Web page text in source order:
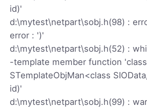
id)'
d:\mytest\netpart\sobj.h(98) :
error : ')'
d:\mytest\netpart\sobj.h(52) :
-template member function
STemplateObjMan<class
id)'
d:\mytest\netpart\sobj.h(99) :